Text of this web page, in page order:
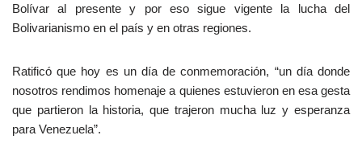
Bolívar al presente y por eso sigue vigente la lucha del
Bolivarianismo en el país y en otras regiones.
Ratificó que hoy es un día de conmemoración, “un día donde
nosotros rendimos homenaje a quienes estuvieron en esa gesta
que partieron la historia, que trajeron mucha luz y esperanza
para Venezuela”.